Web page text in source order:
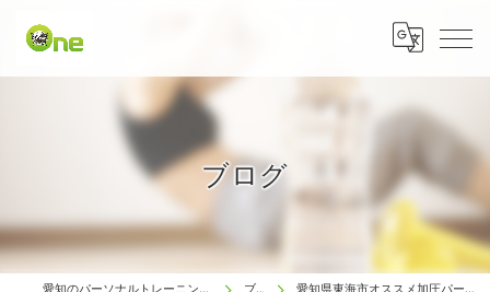
ブログ
愛知のパーソナルトレーニングは生涯動ける体研究所 One ブログ 愛知県東海市オススメ加圧パーソナルトレーニングジム One❣️